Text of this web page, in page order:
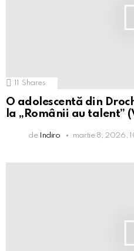
11 Shares
O adolescentă din
la „Românii au talent”
de Indiro martie 8, 2026,